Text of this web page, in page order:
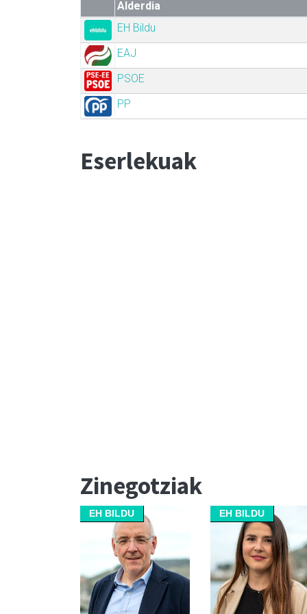
Alderdia
EH Bildu
EAJ
PSOE
PP
Eserlekuak
Zinegotziak
EH BILDU EH BILDU